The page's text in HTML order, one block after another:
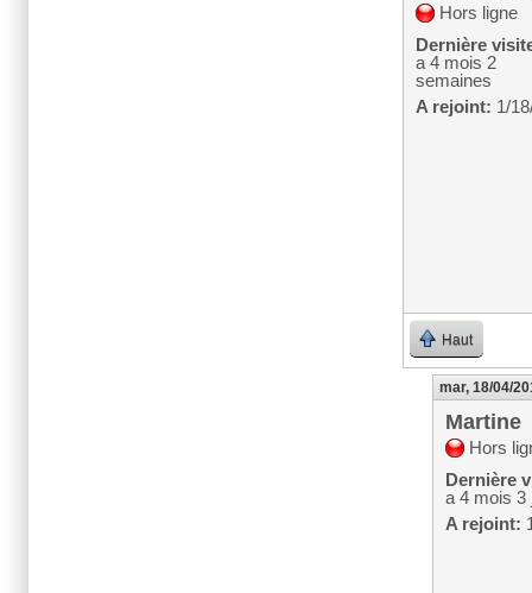
Hors ligne
Dernière
a 4 mois 2
semaines
A rejoint: 1/
Haut
mar, 18/04/
Martine
Hors
Dernière
a 4 mois 3
A rejoint: